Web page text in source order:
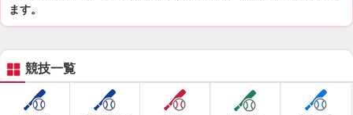
ます。
競技一覧